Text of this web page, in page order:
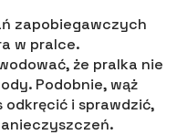
zapobiegawczych
w pralce.
że pralka nie
Podobnie, wąż
i sprawdzić,